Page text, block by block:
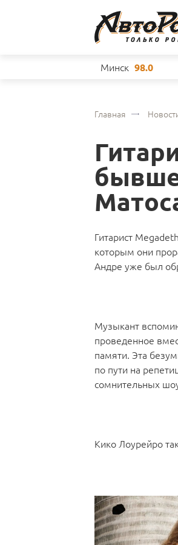
Минск 98.0
Главная
Гитарист
которым они
Андре уже был
Музыкант
проведенное
памяти. Эта
по пути на
сомнительных
Кико Лоурейро